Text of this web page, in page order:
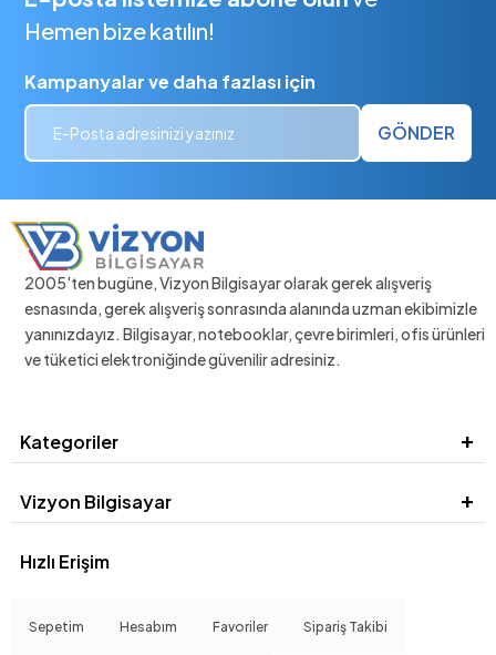
Hemen bize katılın!
Kampanyalar ve daha fazlası için
GÖNDER
2005'ten bugüne, Vizyon Bilgisayar olarak gerek alışveriş
esnasında, gerek alışveriş sonrasında alanında uzman ekibimizle
yanınızdayız. Bilgisayar, notebooklar, çevre birimleri, ofis ürünleri
ve tüketici elektroniğinde güvenilir adresiniz.
Kategoriler
Vizyon Bilgisayar
Hızlı Erişim
Sepetim Hesabım Favoriler Sipariş Takibi